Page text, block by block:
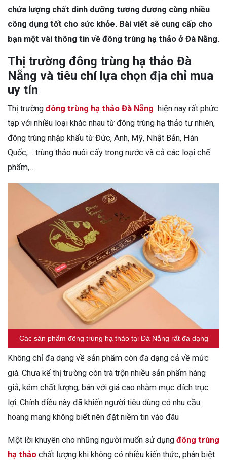
chứa lượng chất dinh dưỡng tương đương cùng nhiều
công dụng tốt cho sức khỏe. Bài viết sẽ cung cấp cho
bạn một vài thông tin về đông trùng hạ thảo ở Đà Nẵng.
Thị trường đông trùng hạ thảo Đà
Nẵng và tiêu chí lựa chọn địa chỉ mua
uy tín
Thị trường đông trùng hạ thảo Đà Nẵng hiện nay rất phức
tạp với nhiều loại khác nhau từ đông trùng hạ thảo tự nhiên,
đông trùng nhập khẩu từ Đức, Anh, Mỹ, Nhật Bản, Hàn
Quốc,… trùng thảo nuôi cấy trong nước và cả các loại chế
phẩm,…
Các sản phẩm đông trùng hạ thảo tại Đà Nẵng rất đa dạng
Không chỉ đa dạng về sản phẩm còn đa dạng cả về mức
giá. Chưa kể thị trường còn trà trộn nhiều sản phẩm hàng
giả, kém chất lượng, bán với giá cao nhằm mục đích trục
lợi. Chính điều này đã khiến người tiêu dùng có nhu cầu
hoang mang không biết nên đặt niềm tin vào đâu
Một lời khuyên cho những người muốn sử dụng đông trùng
hạ thảo chất lượng khi không có nhiều kiến thức, phân biệt